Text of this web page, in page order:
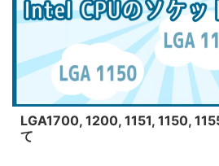
LGA1700, 1200, 1151, 1150,
て